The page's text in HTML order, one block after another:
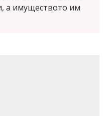
а имуществото им